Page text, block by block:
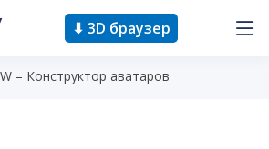
⬇ 3D браузер
– Конструктор аватаров